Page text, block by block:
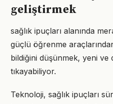
geliştirmek
sağlık ipuçları alanında
güçlü öğrenme
bildiğini düşünmek, yeni
tıkayabiliyor.
Teknoloji, sağlık ipuçları